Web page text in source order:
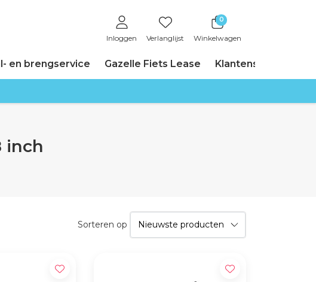
Inloggen Verlanglijst
0
Winkelwagen
en brengservice Gazelle Fiets Lease Klantenservice
inch
Sorteren op